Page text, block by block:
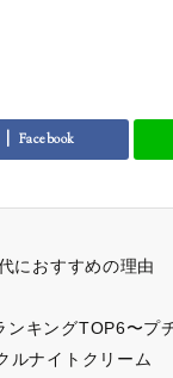
Facebook
におすすめの理由
ンキングTOP6〜プ
ルナイトクリーム